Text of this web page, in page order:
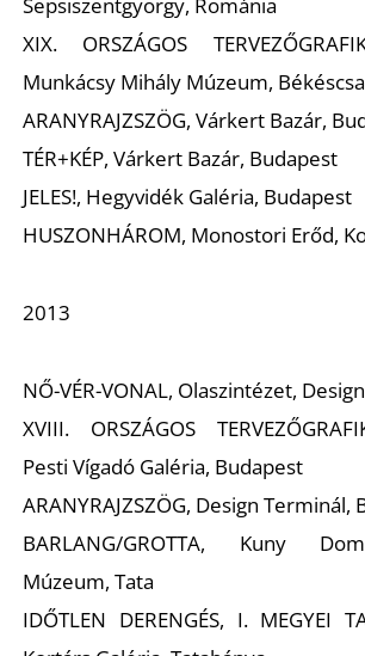
XIX. ORSZÁGOS
Munkácsy Mihály Múzeum,
ARANYRAJZSZÖG, Várkert Bazár,
TÉR+KÉP, Várkert Bazár, Budapest
JELES!, Hegyvidék Galéria, Budapest
HUSZONHÁROM, Monostori Erőd,
2013
NŐ-VÉR-VONAL, Olaszintézet,
XVIII. ORSZÁGOS
Pesti Vígadó Galéria, Budapest
ARANYRAJZSZÖG, Design Terminál,
BARLANG/GROTTA, Kuny
Múzeum, Tata
IDŐTLEN DERENGÉS, I. MEGYEI